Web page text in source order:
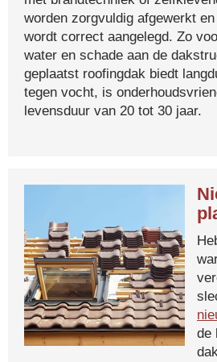
worden zorgvuldig afgewerkt
wordt correct aangelegd. Zo
water en schade aan de
geplaatst roofingdak biedt
tegen vocht, is
levensduur van 20 tot 30 jaar.
de